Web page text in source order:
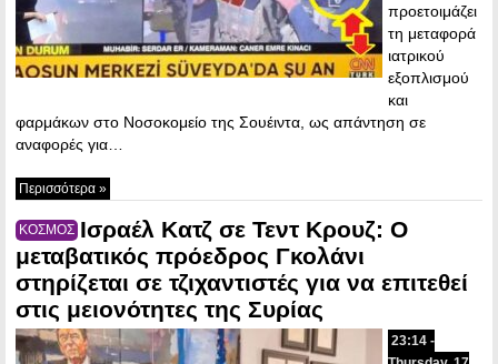
προετοιμάζει
τη μεταφορά
ιατρικού
εξοπλισμού
και
φαρμάκων στο Νοσοκομείο της Σουέιντα, ως απάντηση σε
αναφορές για…
Περισσότερα »
ΚΟΣΜΟΣ Ισραέλ Κατζ σε Τεντ Κρουζ: Ο
μεταβατικός πρόεδρος Γκολάνι
στηρίζεται σε τζιχαντιστές για να επιτεθεί
στις μειονότητες της Συρίας
23:14 -